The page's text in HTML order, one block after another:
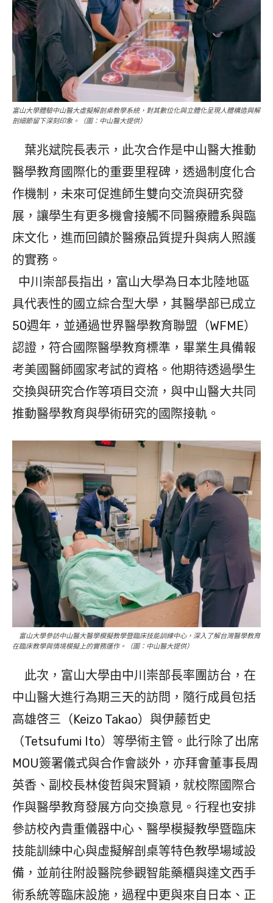
富山大學體驗中山醫大虛擬解剖桌教學系統，對其數位化與立體化呈現人體構造與解
剖細節留下深刻印象。（圖：中山醫大提供）
葉兆斌院長表示，此次合作是中山醫大推動
醫學教育國際化的重要里程碑，透過制度化合
作機制，未來可促進師生雙向交流與研究發
展，讓學生有更多機會接觸不同醫療體系與臨
床文化，進而回饋於醫療品質提升與病人照護
的實務。
中川崇部長指出，富山大學為日本北陸地區
具代表性的國立綜合型大學，其醫學部已成立
50週年，並通過世界醫學教育聯盟（WFME）
認證，符合國際醫學教育標準，畢業生具備報
考美國醫師國家考試的資格。他期待透過學生
交換與研究合作等項目交流，與中山醫大共同
推動醫學教育與學術研究的國際接軌。
富山大學參訪中山醫大醫學模擬教學暨臨床技能訓練中心，深入了解台灣醫學教育
在臨床教學與情境模擬上的實務運作。（圖：中山醫大提供）
此次，富山大學由中川崇部長率團訪台，在
中山醫大進行為期三天的訪問，隨行成員包括
高雄啓三（Keizo Takao）與伊藤哲史
（Tetsufumi Ito）等學術主管。此行除了出席
MOU簽署儀式與合作會談外，亦拜會董事長周
英香、副校長林俊哲與宋賢穎，就校際國際合
作與醫學教育發展方向交換意見。行程也安排
參訪校內貴重儀器中心、醫學模擬教學暨臨床
技能訓練中心與虛擬解剖桌等特色教學場域設
備，並前往附設醫院參觀智能藥櫃與達文西手
術系統等臨床設施，過程中更與來自日本、正